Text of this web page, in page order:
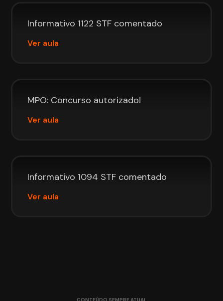
Informativo 1122 STF comentado
Ver aula
MPO: Concurso autorizado!
Ver aula
Informativo 1094 STF comentado
Ver aula